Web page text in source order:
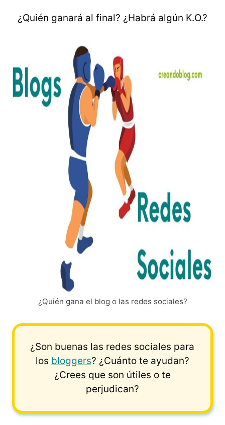
¿Quién ganará al final? ¿Habrá algún K.O.?
¿Quién gana el blog o las redes sociales?
¿Son buenas las redes sociales para
los bloggers? ¿Cuánto te ayudan?
¿Crees que son útiles o te
perjudican?